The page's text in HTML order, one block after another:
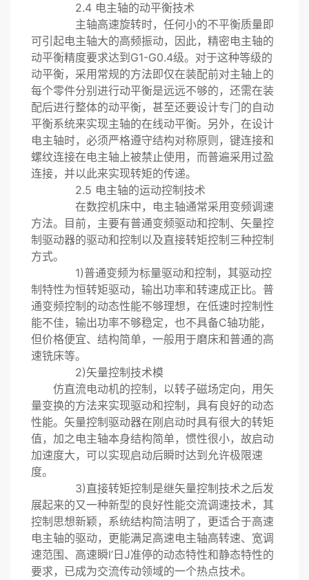
2.4 电主轴的动平衡技术
主轴高速旋转时，任何小的不平衡质量即
可引起电主轴大的高频振动，因此，精密电主轴的
动平衡精度要求达到G1-G0.4级。对于这种等级的
动平衡，采用常规的方法即仅在装配前对主轴上的
每个零件分别进行动平衡是远远不够的，还需在装
配后进行整体的动平衡，甚至还要设计专门的自动
平衡系统来实现主轴的在线动平衡。另外，在设计
电主轴时，必须严格遵守结构对称原则，键连接和
螺纹连接在电主轴上被禁止使用，而普遍采用过盈
连接，并以此来实现转矩的传递。
2.5 电主轴的运动控制技术
在数控机床中，电主轴通常采用变频调速
方法。目前，主要有普通变频驱动和控制、矢量控
制驱动器的驱动和控制以及直接转矩控制三种控制
方式。
1)普通变频为标量驱动和控制，其驱动控
制特性为恒转矩驱动，输出功率和转速成正比。普
通变频控制的动态性能不够理想，在低速时控制性
能不佳，输出功率不够稳定，也不具备C轴功能，
但价格便宜、结构简单，一般用于磨床和普通的高
速铣床等。
2)矢量控制技术模
仿直流电动机的控制，以转子磁场定向，用矢
量变换的方法来实现驱动和控制，具有良好的动态
性能。矢量控制驱动器在刚启动时具有很大的转矩
值，加之电主轴本身结构简单，惯性很小，故启动
加速度大，可以实现启动后瞬时达到允许极限速
度。
3)直接转矩控制是继矢量控制技术之后发
展起来的又一种新型的良好性能交流调速技术，其
控制思想新颖，系统结构简洁明了，更适合于高速
电主轴的驱动，更能满足高速电主轴高转速、宽调
速范围、高速瞬l’日J准停的动态特性和静态特性的
要求，已成为交流传动领域的一个热点技术。